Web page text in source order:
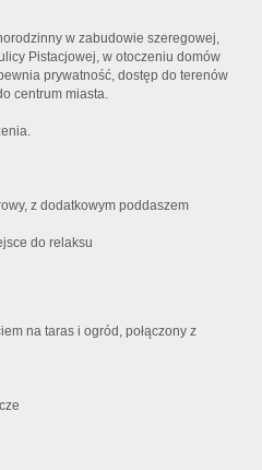
w zabudowie szeregowej,
Pistacjowej, w otoczeniu domów
prywatność, dostęp do terenów
centrum miasta.
z dodatkowym poddaszem
do relaksu
na taras i ogród, połączony z